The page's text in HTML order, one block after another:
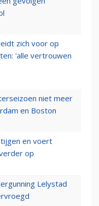
zich voor op
'alle vertrouwen
niet meer
en Boston
en voert
op
Lelystad